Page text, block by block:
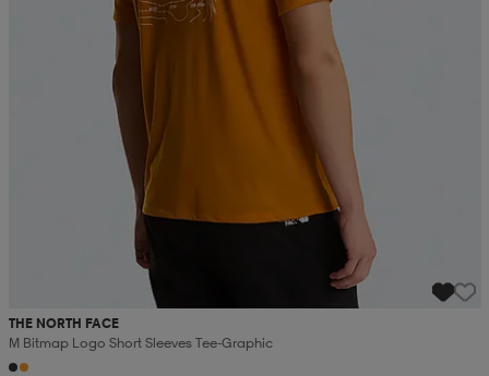
THE NORTH FACE
M Bitmap Logo Short Sleeves Tee-Graphic